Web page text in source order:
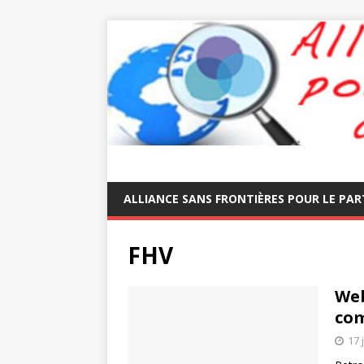
ALLIANCE SANS FRONTIÈRES POUR LE
FHV
17